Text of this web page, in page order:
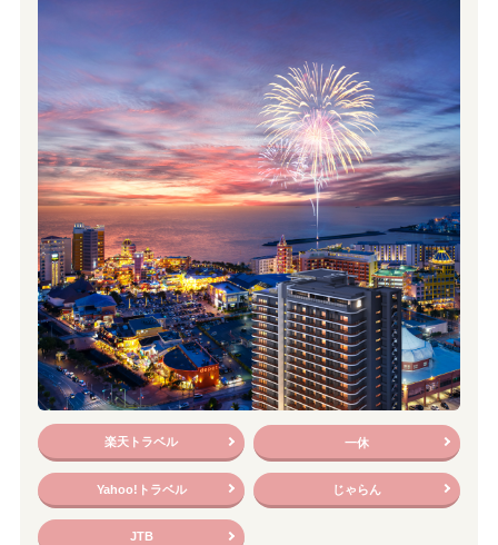
楽天トラベル 一休
Yahoo!トラベル じゃらん
JTB